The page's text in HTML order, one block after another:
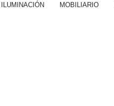
ILUMINACIÓN MOBILIARIO